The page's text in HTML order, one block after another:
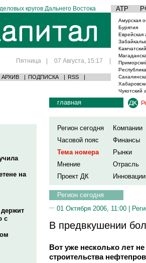
кругов Дальнего Востока АТР
Пятница | 07 Августа, 15:17 |
АРХИВ | ПОДПИСКА | RSS |
Амурская
Бурятия
Еврейская
Чукотский
на
с
главная
Регион сегодня
Компании
Часовой пояс
Финансы
Тема номера
Рынки
Мнение
Отрасль
Проект ДК
Инновации
Регион сегодня
01 Октября 2006, 11:00 |
В предвкушении
Вот уже несколько лет
строительства